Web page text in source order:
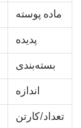
ماده پوسته
پدیده
بسته‌بندی
اندازه
تعداد/کارتن